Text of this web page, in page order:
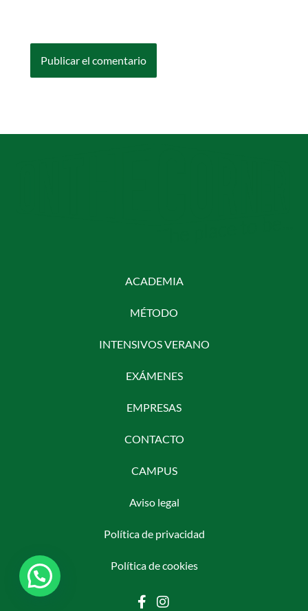
ACADEMIA
MÉTODO
INTENSIVOS VERANO
EXÁMENES
EMPRESAS
CONTACTO
CAMPUS
Aviso legal
Política de privacidad
Política de cookies